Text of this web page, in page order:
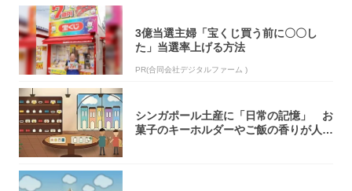
3億当選主婦「宝くじ買う前に〇〇し
た」当選率上げる方法
PR(合同会社デジタルファーム )
シンガポール土産に「日常の記憶」 お
菓子のキーホルダーやご飯の香りが人気